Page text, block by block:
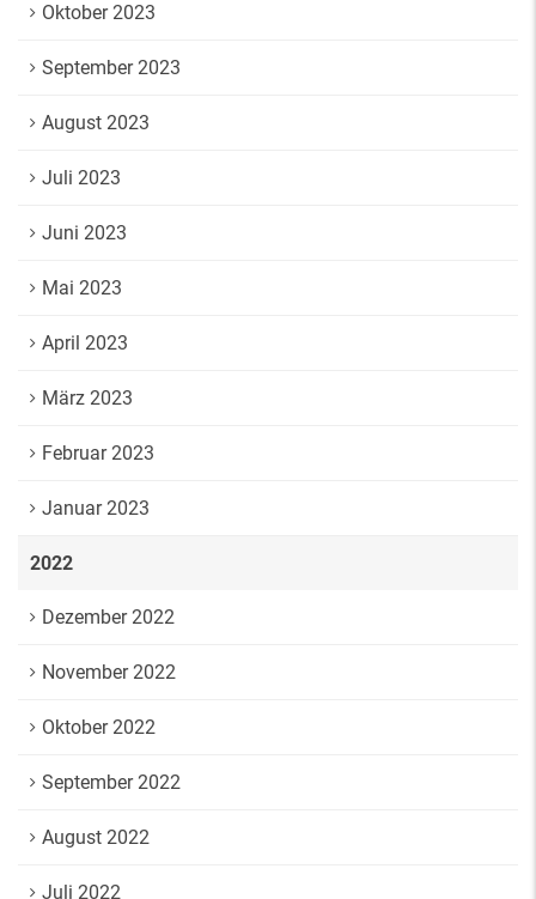
Oktober 2023
September 2023
August 2023
Juli 2023
Juni 2023
Mai 2023
April 2023
März 2023
Februar 2023
Januar 2023
2022
Dezember 2022
November 2022
Oktober 2022
September 2022
August 2022
Juli 2022